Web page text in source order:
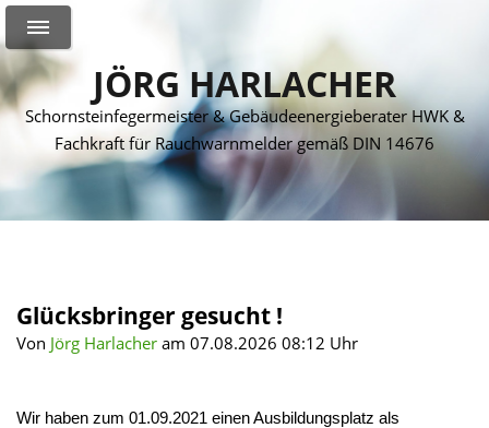
JÖRG HARLACHER
Schornsteinfegermeister & Gebäudeenergieberater HWK &
Fachkraft für Rauchwarnmelder gemäß DIN 14676
Glücksbringer gesucht !
Von Jörg Harlacheram 07.08.2026 08:12 Uhr
Wir haben zum 01.09.2021 einen Ausbildungsplatz als